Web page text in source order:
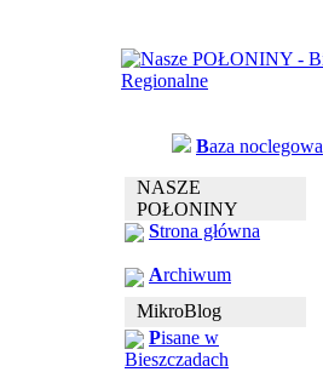
Baza noclegowa
NASZE
POŁONINY
Strona główna
Archiwum
MikroBlog
Pisane w
Bieszczadach